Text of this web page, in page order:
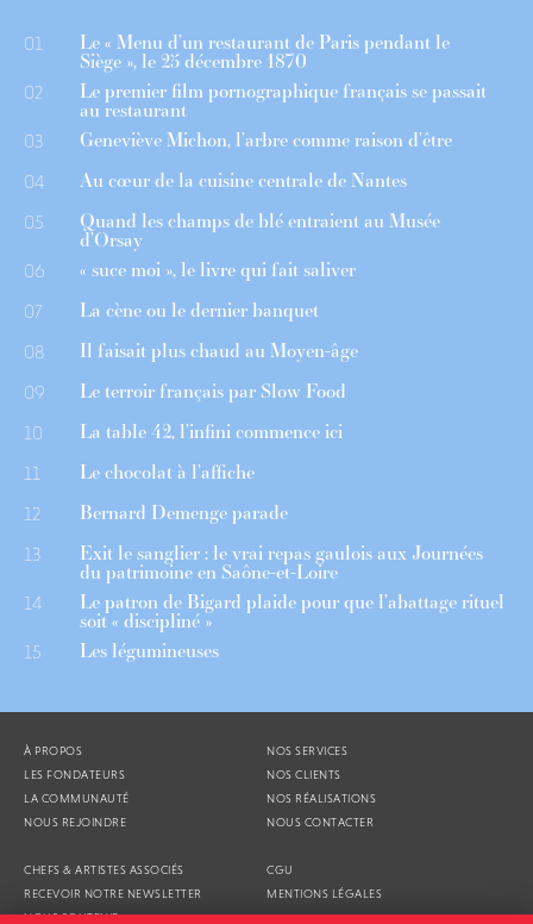
01 Le « Menu d’un restaurant de Paris pendant le
Siège », le 25 décembre 1870
02 Le premier film pornographique français se passait
au restaurant
03 Geneviève Michon, l’arbre comme raison d’être
04 Au cœur de la cuisine centrale de Nantes
05 Quand les champs de blé entraient au Musée
d’Orsay
06 « suce moi », le livre qui fait saliver
07 La cène ou le dernier banquet
08 Il faisait plus chaud au Moyen-âge
09 Le terroir français par Slow Food
10 La table 42, l’infini commence ici
11 Le chocolat à l’affiche
12 Bernard Demenge parade
13 Exit le sanglier : le vrai repas gaulois aux Journées
du patrimoine en Saône-et-Loire
14 Le patron de Bigard plaide pour que l’abattage rituel
soit « discipliné »
15 Les légumineuses
À PROPOS
LES FONDATEURS
LA COMMUNAUTÉ
NOUS REJOINDRE
NOS SERVICES
NOS CLIENTS
NOS RÉALISATIONS
NOUS CONTACTER
CHEFS & ARTISTES ASSOCIÉS
RECEVOIR NOTRE NEWSLETTER
NOUS SOUTENIR
CGU
MENTIONS LÉGALES